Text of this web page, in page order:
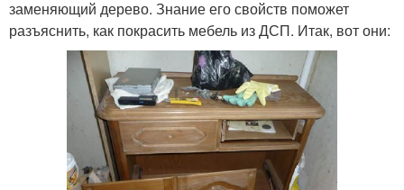
заменяющий дерево. Знание его свойств поможет
разъяснить, как покрасить мебель из ДСП. Итак, вот они: